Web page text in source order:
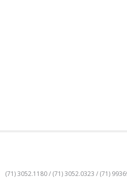
(71) 3052.1180 / (71) 3052.0323 / (71)